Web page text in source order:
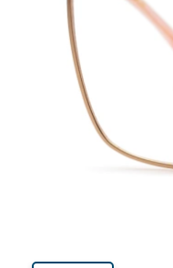
51 mm
Glashöhe